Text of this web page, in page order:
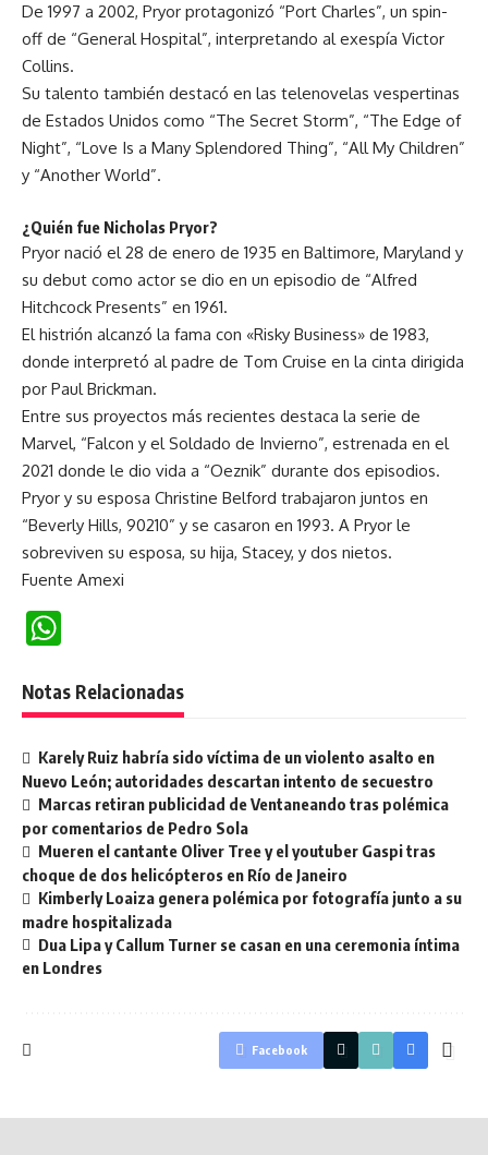
De 1997 a 2002, Pryor protagonizó “Port Charles”, un spin-
off de “General Hospital”, interpretando al exespía Victor
Collins.
Su talento también destacó en las telenovelas vespertinas
de Estados Unidos como “The Secret Storm”, “The Edge of
Night”, “Love Is a Many Splendored Thing”, “All My Children”
y “Another World”.
¿Quién fue Nicholas Pryor?
Pryor nació el 28 de enero de 1935 en Baltimore, Maryland y
su debut como actor se dio en un episodio de “Alfred
Hitchcock Presents” en 1961.
El histrión alcanzó la fama con «Risky Business» de 1983,
donde interpretó al padre de Tom Cruise en la cinta dirigida
por Paul Brickman.
Entre sus proyectos más recientes destaca la serie de
Marvel, “Falcon y el Soldado de Invierno”, estrenada en el
2021 donde le dio vida a “Oeznik” durante dos episodios.
Pryor y su esposa Christine Belford trabajaron juntos en
“Beverly Hills, 90210” y se casaron en 1993. A Pryor le
sobreviven su esposa, su hija, Stacey, y dos nietos.
Fuente Amexi
Notas Relacionadas
Karely Ruiz habría sido víctima de un violento asalto en
Nuevo León; autoridades descartan intento de secuestro
Marcas retiran publicidad de Ventaneando tras polémica
por comentarios de Pedro Sola
Mueren el cantante Oliver Tree y el youtuber Gaspi tras
choque de dos helicópteros en Río de Janeiro
Kimberly Loaiza genera polémica por fotografía junto a su
madre hospitalizada
Dua Lipa y Callum Turner se casan en una ceremonia íntima
en Londres
Facebook